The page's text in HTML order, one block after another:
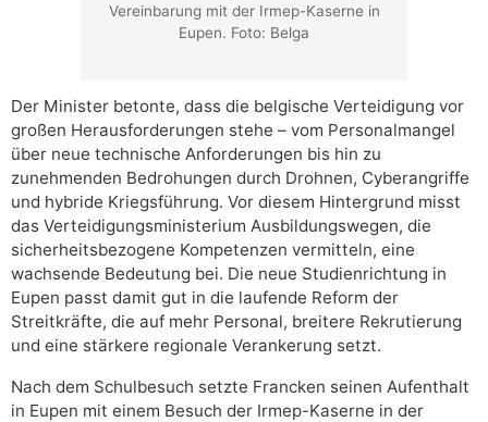
Vereinbarung mit der Irmep-Kaserne in
Eupen. Foto: Belga
Der Minister betonte, dass die belgische Verteidigung vor
großen Herausforderungen stehe – vom Personalmangel
über neue technische Anforderungen bis hin zu
zunehmenden Bedrohungen durch Drohnen, Cyberangriffe
und hybride Kriegsführung. Vor diesem Hintergrund misst
das Verteidigungsministerium Ausbildungswegen, die
sicherheitsbezogene Kompetenzen vermitteln, eine
wachsende Bedeutung bei. Die neue Studienrichtung in
Eupen passt damit gut in die laufende Reform der
Streitkräfte, die auf mehr Personal, breitere Rekrutierung
und eine stärkere regionale Verankerung setzt.
Nach dem Schulbesuch setzte Francken seinen Aufenthalt
in Eupen mit einem Besuch der Irmep-Kaserne in der